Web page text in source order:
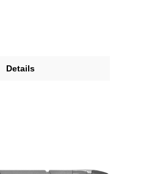
Details